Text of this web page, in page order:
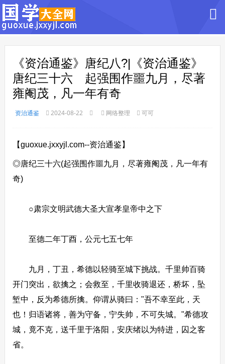
《资治通鉴》唐纪八?|《资治通鉴》
唐纪三十六 起强围作噩九月，尽著
雍阉茂，凡一年有奇
资治通鉴 2024-08-22 网络整理 可可
【guoxue.jxxyjl.com--资治通鉴】
◎唐纪三十六(起强围作噩九月，尽著雍阉茂，凡一年有
奇)
○肃宗文明武德大圣大宣孝皇帝中之下
至德二年丁酉，公元七五七年
九月，丁丑，希德以轻骑至城下挑战。千里帅百骑
开门突出，欲擒之；会救至，千里收骑退还，桥坏，坠
堑中，反为希德所擒。仰谓从骑曰："吾不幸至此，天
也！归语诸将，善为守备，宁失帅，不可失城。"希德攻
城，竟不克，送千里于洛阳，安庆绪以为特进，囚之客
省。